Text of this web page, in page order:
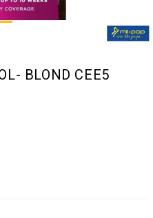
BLOND CEE5